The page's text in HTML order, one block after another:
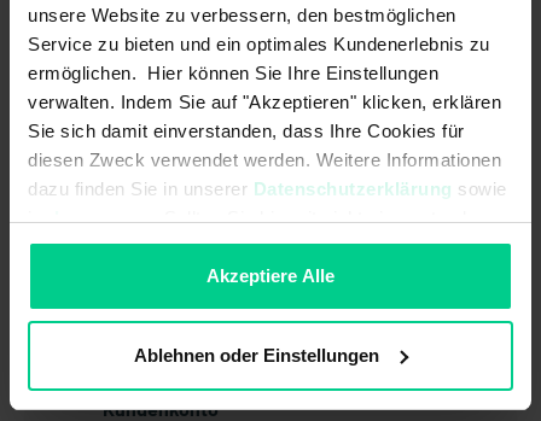
unsere Website zu verbessern, den bestmöglichen
Service zu bieten und ein optimales Kundenerlebnis zu
ermöglichen. Hier können Sie Ihre Einstellungen
verwalten. Indem Sie auf "Akzeptieren" klicken, erklären
Sie sich damit einverstanden, dass Ihre Cookies für
diesen Zweck verwendet werden. Weitere Informationen
dazu finden Sie in unserer Datenschutzerklärung sowie
imImpressum. Sollten Sie hiermit nicht einverstanden
sein, können Sie die Verwendung von Cookies hier
Akzeptiere Alle
Ablehnen oder Einstellungen
Verwandte Themen
See other articles in:
Newsletter
Anmeldung / Abmeldung
Garantie / Gewährleistung
Artikel / Sortiment
Kundenkonto